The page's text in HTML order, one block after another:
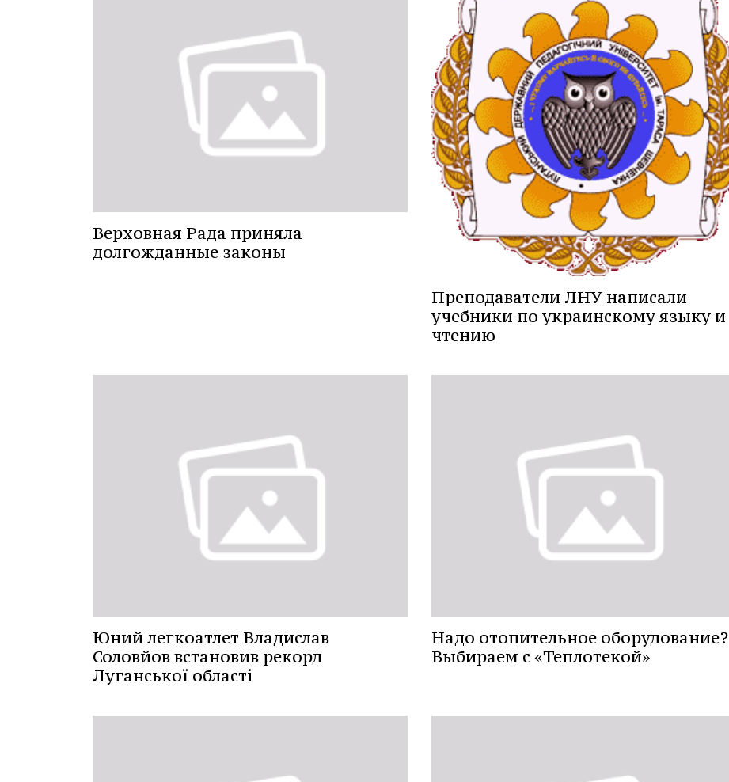
Верховная Рада приняла
долгожданные законы
Преподаватели ЛНУ написали
учебники по украинскому языку и
чтению
Юний легкоатлет Владислав
Соловйов встановив рекорд
Луганської області
Надо отопительное оборудование?
Выбираем с «Теплотекой»